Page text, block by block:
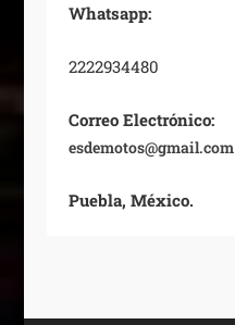
Whatsapp:
2222934480
Correo Electrónico:
esdemotos@gmail.com
Puebla, México.